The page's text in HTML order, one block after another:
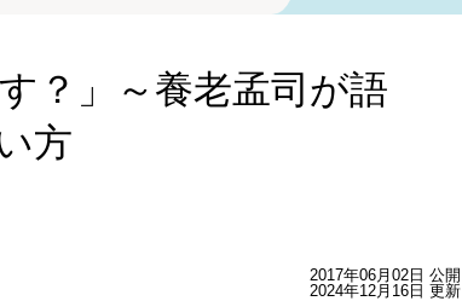
？」～養老孟司が語
方
2017年06月02日 公開
2024年12月16日 更新